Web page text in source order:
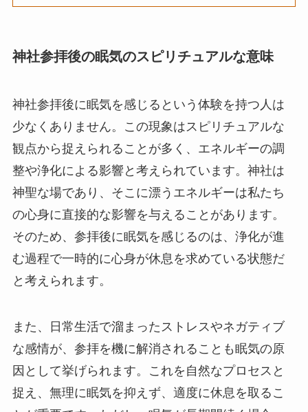
神社参拝後の眠気のスピリチュアルな意味
神社参拝後に眠気を感じるという体験を持つ人は
少なくありません。この現象はスピリチュアルな
観点から捉えられることが多く、エネルギーの調
整や浄化による影響と考えられています。神社は
神聖な場であり、そこに漂うエネルギーは私たち
の心身に直接的な影響を与えることがあります。
そのため、参拝後に眠気を感じるのは、浄化が進
む過程で一時的に心身が休息を求めている状態だ
と考えられます。
また、日常生活で溜まったストレスやネガティブ
な感情が、参拝を機に解消されることも眠気の原
因として挙げられます。これを自然なプロセスと
捉え、無理に眠気を抑えず、適度に休息を取るこ